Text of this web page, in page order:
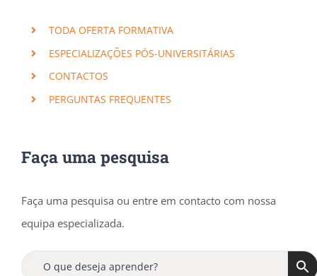
TODA OFERTA FORMATIVA
ESPECIALIZAÇÕES PÓS-UNIVERSITÁRIAS
CONTACTOS
PERGUNTAS FREQUENTES
Faça uma pesquisa
Faça uma pesquisa ou entre em contacto com nossa
equipa especializada.